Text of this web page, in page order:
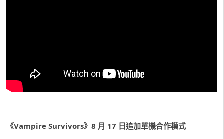
《Vampire Survivors》8 月 17 日追加單機合作模式